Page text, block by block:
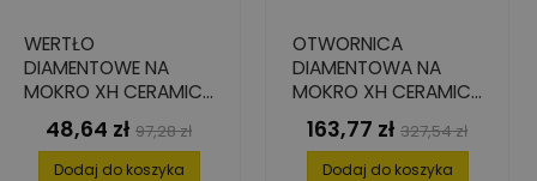
WERTŁO
DIAMENTOWE NA
MOKRO XH CERAMICS
5 MM X 65 MM
Cena
48,64 zł Cena
podstawowa
97,28 zł
Dodaj do koszyka
OTWORNICA
DIAMENTOWA NA
MOKRO XH CERAMICS
67 MM
Cena
163,77 zł Cena
podstawowa
327,54 zł
Dodaj do koszyka